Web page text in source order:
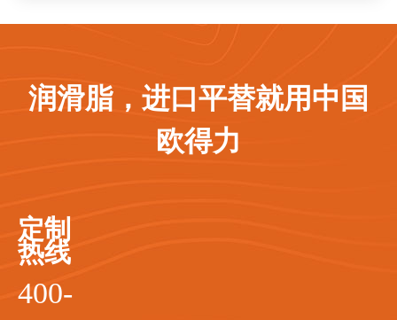
润滑脂，进口平替就用中国
欧得力
定制
热线
400-